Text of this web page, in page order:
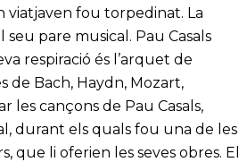
viatjaven fou torpedinat. La
pare musical. Pau Casals
respiració és l’arquet de
de Bach, Haydn, Mozart,
les cançons de Pau Casals,
durant els quals fou una de les
que li oferien les seves obres. El